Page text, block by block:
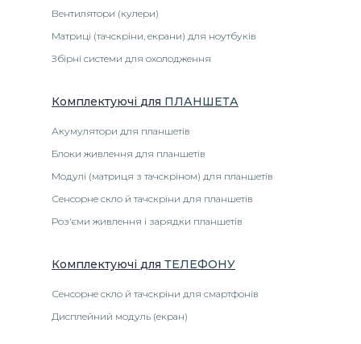
Вентилятори (кулери)
Матриці (тачскріни, екрани) для ноутбуків
Збірні системи для охолодження
Комплектуючі для ПЛАНШЕТА
Акумулятори для планшетів
Блоки живлення для планшетів
Модулі (матриця з тачскріном) для планшетів
Сенсорне скло й тачскріни для планшетів
Роз'єми живлення і зарядки планшетів
Комплектуючі для ТЕЛЕФОНУ
Сенсорне скло й тачскріни для смартфонів
Дисплейний модуль (екран)